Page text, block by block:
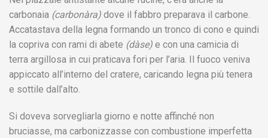
carbonaia (carbonàra) dove il fabbro preparava il carbone.
Accatastava della legna formando un tronco di cono e quindi
la copriva con rami di abete (dàse) e con una camicia di
terra argillosa in cui praticava fori per l’aria. Il fuoco veniva
appiccato all’interno del cratere, caricando legna più tenera
e sottile dall’alto.
Si doveva sorvegliarla giorno e notte affinché non
bruciasse, ma carbonizzasse con combustione imperfetta